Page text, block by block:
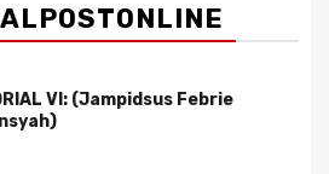
VI: (Jampidsus Febrie